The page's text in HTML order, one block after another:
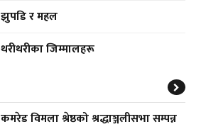
झुपडि र महल
थरीथरीका जिम्मालहरू
कमरेड विमला श्रेष्ठको श्रद्धाञ्जलीसभा सम्पन्न